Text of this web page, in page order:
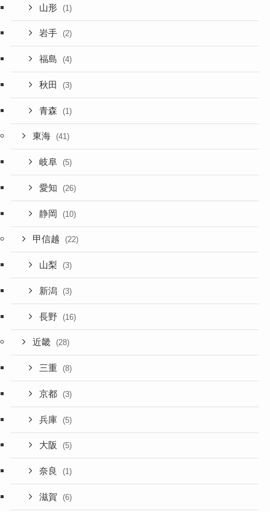
山形 (1)
岩手 (2)
福島 (4)
秋田 (3)
青森 (1)
東海 (41)
岐阜 (5)
愛知 (26)
静岡 (10)
甲信越 (22)
山梨 (3)
新潟 (3)
長野 (16)
近畿 (28)
三重 (8)
京都 (3)
兵庫 (5)
大阪 (5)
奈良 (1)
滋賀 (6)